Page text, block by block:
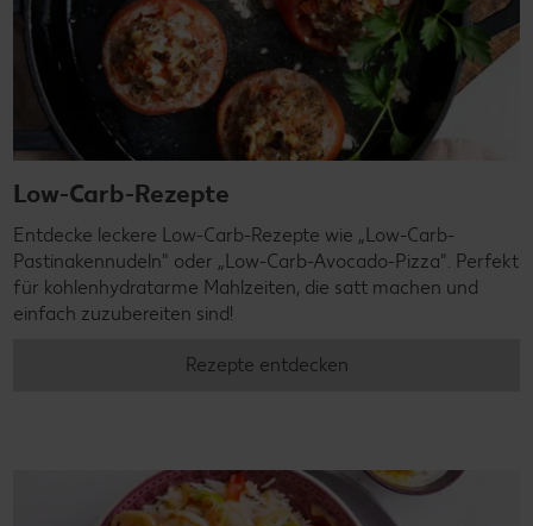
Low-Carb-Rezepte
Entdecke leckere Low-Carb-Rezepte wie „Low-Carb-
Pastinakennudeln" oder „Low-Carb-Avocado-Pizza". Perfekt
für kohlenhydratarme Mahlzeiten, die satt machen und
einfach zuzubereiten sind!
Rezepte entdecken